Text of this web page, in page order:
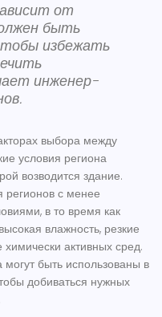
от
быть
избежать
инженер-
выбора между
условия региона
возводится здание.
с менее
в то время как
влажность, резкие
активных сред.
быть использованы в
добиваться нужных